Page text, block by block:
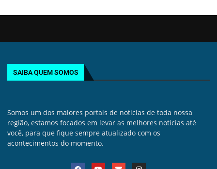
SAIBA QUEM SOMOS
Somos um dos maiores portais de noticias de toda nossa
região, estamos focados em levar as melhores noticias até
você, para que fique sempre atualizado com os
acontecimentos do momento.